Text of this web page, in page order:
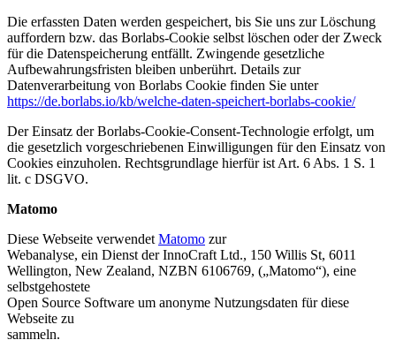
Die erfassten Daten werden gespeichert, bis Sie uns zur Löschung
auffordern bzw. das Borlabs-Cookie selbst löschen oder der Zweck
für die Datenspeicherung entfällt. Zwingende gesetzliche
Aufbewahrungsfristen bleiben unberührt. Details zur
Datenverarbeitung von Borlabs Cookie finden Sie unter
https://de.borlabs.io/kb/welche-daten-speichert-borlabs-cookie/
Der Einsatz der Borlabs-Cookie-Consent-Technologie erfolgt, um
die gesetzlich vorgeschriebenen Einwilligungen für den Einsatz von
Cookies einzuholen. Rechtsgrundlage hierfür ist Art. 6 Abs. 1 S. 1
lit. c DSGVO.
Matomo
Diese Webseite verwendet Matomo zur
Webanalyse, ein Dienst der InnoCraft Ltd., 150 Willis St, 6011
Wellington, New Zealand, NZBN 6106769, („Matomo“), eine
selbstgehostete
Open Source Software um anonyme Nutzungsdaten für diese
Webseite zu
sammeln.